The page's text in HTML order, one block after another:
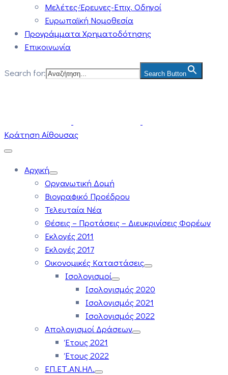
Μελέτες-Έρευνες-Επιχ. Οδηγοί
Ευρωπαϊκή Νομοθεσία
Προγράμματα Χρηματοδότησης
Επικοινωνία
Search for: Search Button
Κράτηση Αίθουσας
Αρχική
Οργανωτική Δομή
Βιογραφικό Προέδρου
Τελευταία Νέα
Θέσεις – Προτάσεις – Διευκρινίσεις Φορέων
Εκλογές 2011
Εκλογές 2017
Οικονομικές Καταστάσεις
Ισολογισμοί
Ισολογισμός 2020
Ισολογισμός 2021
Ισολογισμός 2022
Απολογισμοί Δράσεων
Έτους 2021
Έτους 2022
ΕΠ.ΕΤ.ΑΝ.ΗΛ.